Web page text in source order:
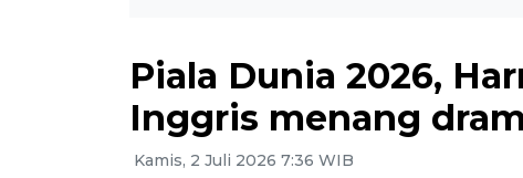
Piala Dunia 2026,
Inggris menang
Kamis, 2 Juli 2026 7:36 WIB